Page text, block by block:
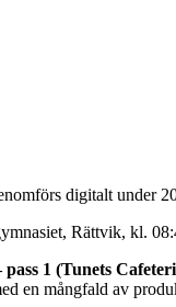
digitalt under
Rättvik, kl.
1 (Tunets
en mångfald av